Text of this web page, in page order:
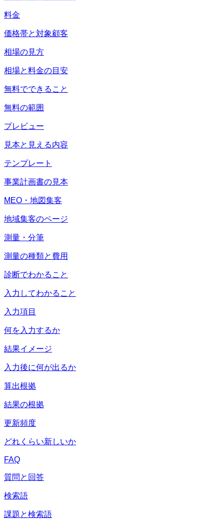
料金
価格帯と対象顧客
相場の見方
相場と料金の目安
無料でできること
無料の範囲
プレビュー
見本と見える内容
テンプレート
事業計画書の見本
MEO・地図集客
地域集客のページ
測量・分筆
測量の種類と費用
診断でわかること
入力してわかること
入力項目
何を入力するか
結果イメージ
入力後に何が出るか
算出根拠
結果の根拠
更新頻度
どれくらい新しいか
FAQ
質問と回答
検索語
課題と検索語